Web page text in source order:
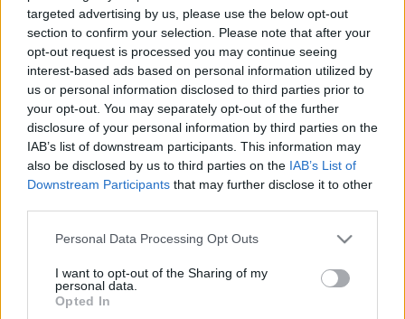
targeted advertising by us, please use the below opt-out
section to confirm your selection. Please note that after your
opt-out request is processed you may continue seeing
interest-based ads based on personal information utilized by
us or personal information disclosed to third parties prior to
your opt-out. You may separately opt-out of the further
disclosure of your personal information by third parties on the
IAB’s list of downstream participants. This information may
also be disclosed by us to third parties on the IAB’s List of
Downstream Participants that may further disclose it to other
Please note that this website/app uses one or more Google
not limited to your visit or usage behaviour. You may click to
grant or deny consent to Google and its third-party tags to
use your data for below specified purposes in below Google
Personal Data Processing Opt Outs
I want to opt-out of the Sharing of my
personal data.
Opted In
Van egy jó kis kombináció, amit mostanság szoktam
alkalmazni, ha olyan kedvem van:0,24-0,48 gramm
Aranygyökér-kivonat, a kívánt frissességtől
függően. + 7 gramm porított Kóladió + 3 gramm
porított Red Vein Indo Kratom A Kóladió és a Kratom
porokat…
Ámokfutás – kis adagokkal
2009. november 30.
Na, álljon itt egy több, mint két hónappal ezelőtti
eset felelőtlen, de hepiendű listája, jó hülye este volt
:)Hazaérkezés (a történések kezdete délután 6-kor
van, szobahőmérséklet 25,5 Celsius fok) 1 dupla